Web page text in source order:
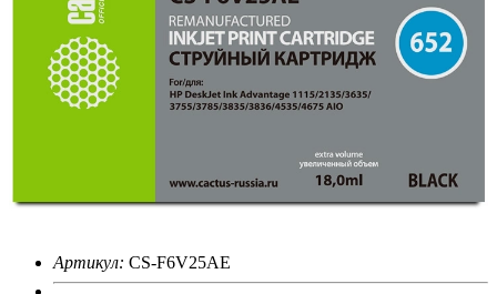
Артикул: CS-F6V25AE